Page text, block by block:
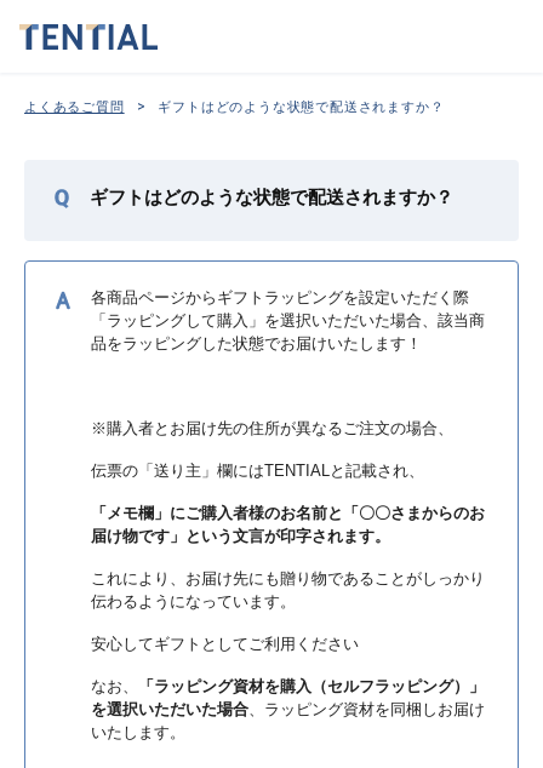
よくあるご質問 > ギフトはどのような状態で配送されますか？
ギフトはどのような状態で配送されますか？
各商品ページからギフトラッピングを設定いただく際
「ラッピングして購入」を選択いただいた場合、該当商
品をラッピングした状態でお届けいたします！
※購入者とお届け先の住所が異なるご注文の場合、
伝票の「送り主」欄にはTENTIALと記載され、
「メモ欄」にご購入者様のお名前と「〇〇さまからのお
届け物です」という文言が印字されます。
これにより、お届け先にも贈り物であることがしっかり
伝わるようになっています。
安心してギフトとしてご利用ください
なお、
「ラッピング資材を購入（セルフラッピング）」
を選択いただいた場合、ラッピング資材を同梱しお届け
いたします。